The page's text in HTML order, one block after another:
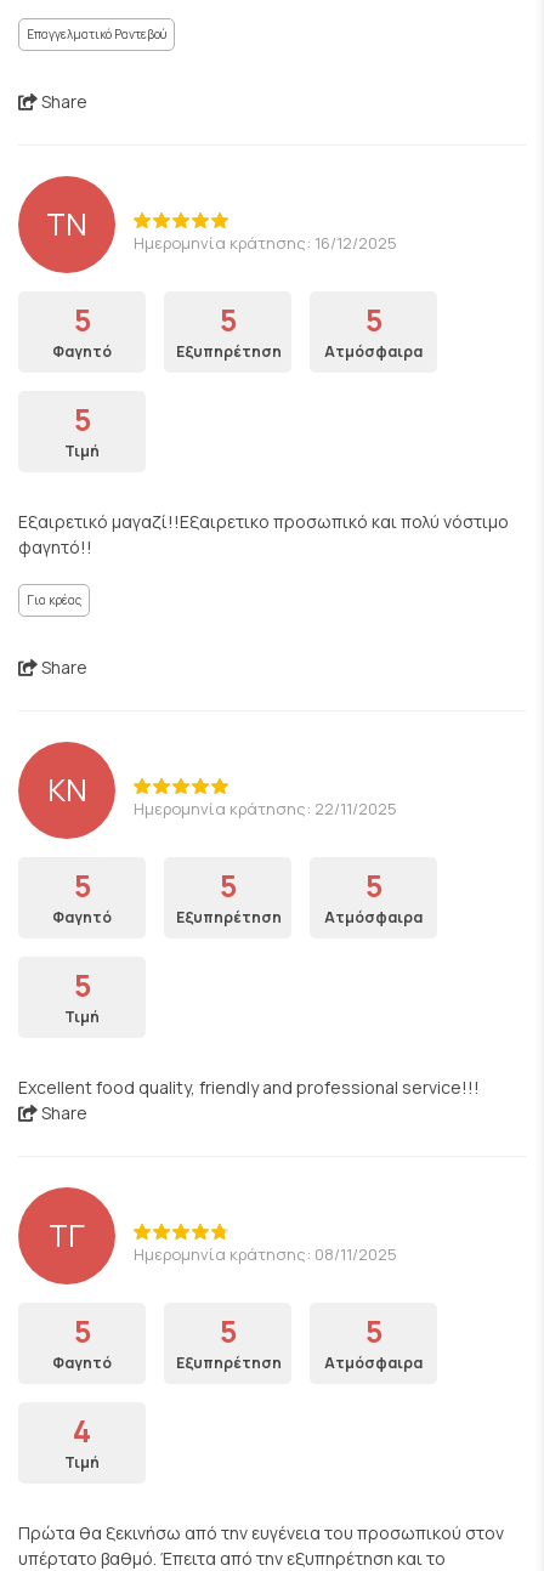
Επαγγελματικό Ραντεβού
Share
TN Ημερομηνία κράτησης: 16/12/2025
5
Φαγητό
5
Εξυπηρέτηση
5
Ατμόσφαιρα
5
Τιμή
Εξαιρετικό μαγαζί!!Εξαιρετικο προσωπικό και πολύ νόστιμο
φαγητό!!
Για κρέας
Share
KN Ημερομηνία κράτησης: 22/11/2025
5
Φαγητό
5
Εξυπηρέτηση
5
Ατμόσφαιρα
5
Τιμή
Excellent food quality, friendly and professional service!!!
Share
ΤΓ Ημερομηνία κράτησης: 08/11/2025
5
Φαγητό
5
Εξυπηρέτηση
5
Ατμόσφαιρα
4
Τιμή
Πρώτα θα ξεκινήσω από την ευγένεια του προσωπικού στον
υπέρτατο βαθμό. Έπειτα από την εξυπηρέτηση και το